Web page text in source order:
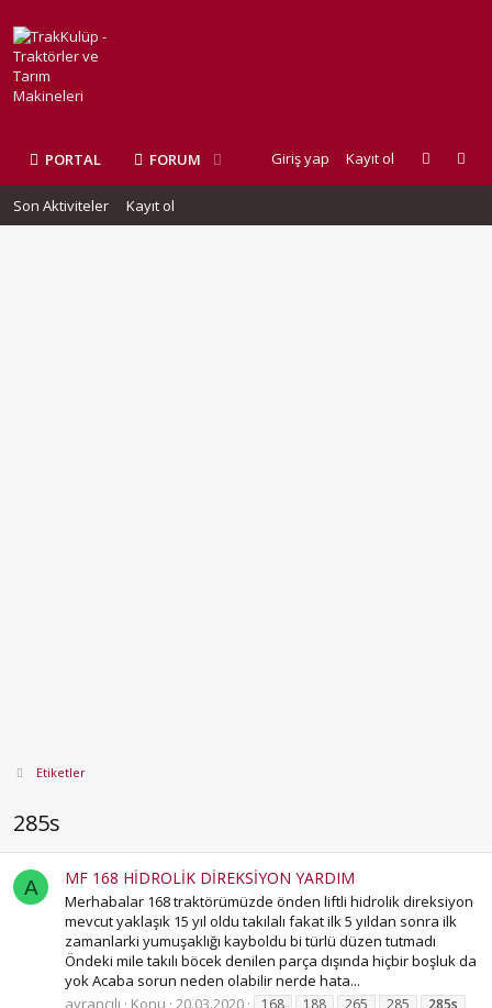
PORTAL FORUM Giriş yap Kayıt ol
Son Aktiviteler Kayıt ol
Etiketler
285s
A MF 168 HİDROLİK DİREKSİYON YARDIM
Merhabalar 168 traktörümüzde önden liftli hidrolik direksiyon
mevcut yaklaşık 15 yıl oldu takılalı fakat ilk 5 yıldan sonra ilk
zamanlarki yumuşaklığı kayboldu bi türlü düzen tutmadı
Öndeki mile takılı böcek denilen parça dışında hiçbir boşluk da
yok Acaba sorun neden olabilir nerde hata...
ayrancılı
Konu 20.03.2020